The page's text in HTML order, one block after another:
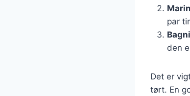
par
den
Det er
tørt. En